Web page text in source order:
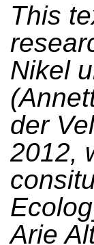
This
Nikel
der
2012,
Arie